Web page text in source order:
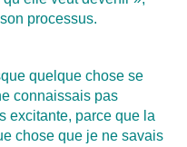
processus.
quelque chose se
connaissais pas
excitante, parce que la
chose que je ne savais